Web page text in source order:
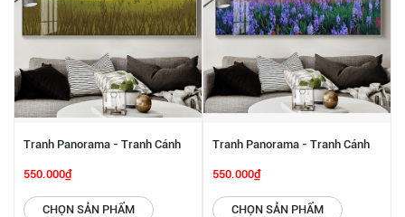
Tranh Panorama - Tranh Cánh
Đồng Hoa SGP 6142229
550.000₫
CHỌN SẢN PHẨM
Tranh Panorama - Tranh Cánh
Đồng Hoa SGP 6142228
550.000₫
CHỌN SẢN PHẨM